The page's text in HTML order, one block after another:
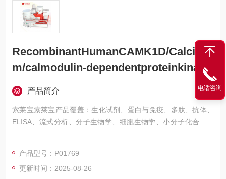
RecombinantHumanCAMK1D/Calciu
m/calmodulin-dependentproteinkinase
type1D
产品简介
索莱宝索莱宝产品覆盖：生化试剂、蛋白与免疫、多肽、抗体、
ELISA、流式分析、分子生物学、细胞生物学、小分子化合物、
生化试剂盒、染色试剂、分析标准品、微生物培养、层析介质、
CAMK1D/Calcium/calmodulin-dependentproteinkinasetype1D
产品型号：P01769
更新时间：2025-08-26
电话咨询